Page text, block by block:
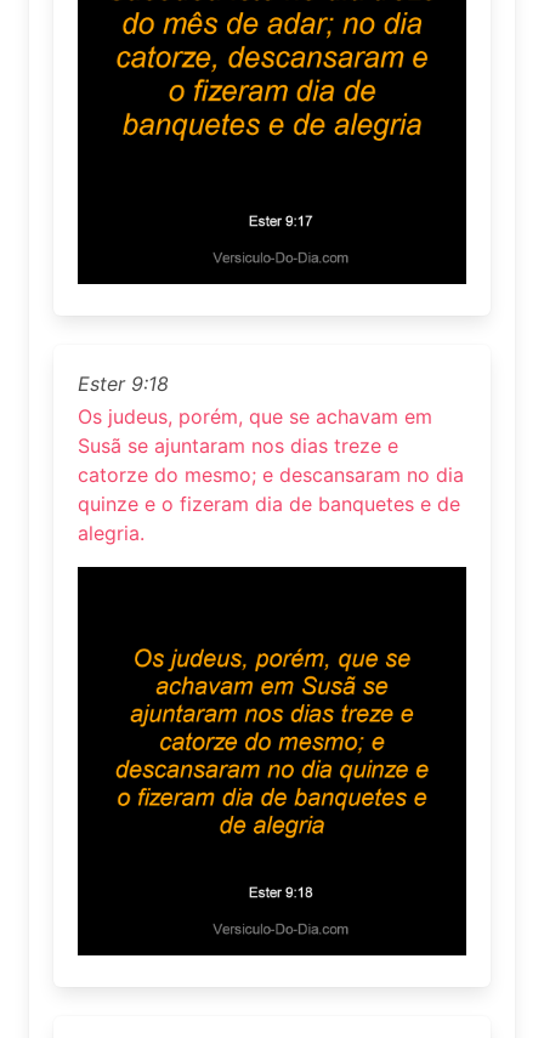
Ester 9:18
Os judeus, porém, que se achavam em
Susã se ajuntaram nos dias treze e
catorze do mesmo; e descansaram no dia
quinze e o fizeram dia de banquetes e de
alegria.